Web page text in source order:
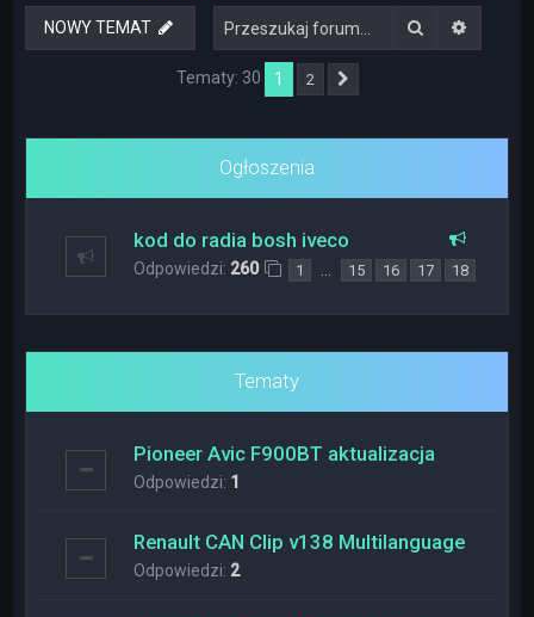
NOWY TEMAT Szukaj
Tematy: 30 1 2
Ogłoszenia
kod do radia bosh iveco
Odpowiedzi: 260 1 … 15 16 17 18
Tematy
Pioneer Avic F900BT aktualizacja
Odpowiedzi: 1
Renault CAN Clip v138 Multilanguage
Odpowiedzi: 2